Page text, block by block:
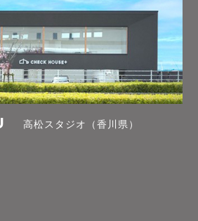
高松スタジオ（香川県）